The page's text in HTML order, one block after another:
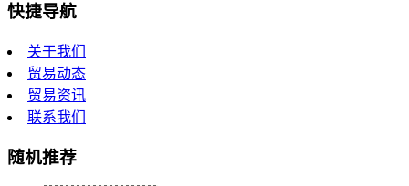
快捷导航
关于我们
贸易动态
贸易资讯
联系我们
随机推荐